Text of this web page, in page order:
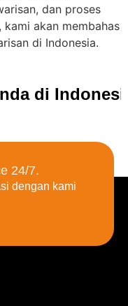
dan proses
akan membahas
di Indonesia.
di
24/7.
dengan kami